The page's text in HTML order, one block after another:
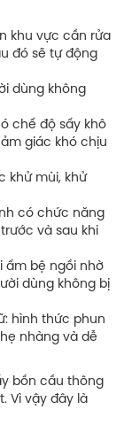
khu vực cần rửa
đó sẽ tự động
dùng không
chế độ sấy khô
giác khó chịu
khử mùi, khử
có chức năng
và sau khi
ấm bệ ngồi nhờ
dùng không bị
hình thức phun
nhàng và dễ
bồn cầu thông
Vì vậy đây là